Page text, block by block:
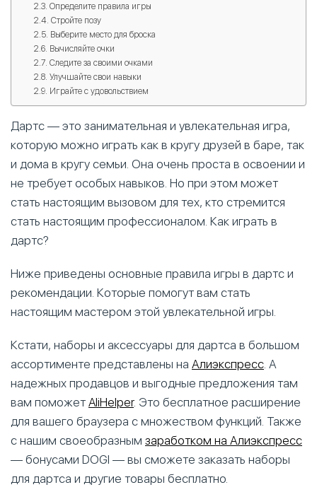
Определите правила игры
Стройте позу
Выберите место для броска
Вычисляйте очки
Следите за своими очками
Улучшайте свои навыки
Играйте с удовольствием
Дартс — это занимательная и увлекательная игра,
которую можно играть как в кругу друзей в баре, так
и дома в кругу семьи. Она очень проста в освоении и
не требует особых навыков. Но при этом может
стать настоящим вызовом для тех, кто стремится
стать настоящим профессионалом. Как играть в
дартс?
Ниже приведены основные правила игры в дартс и
рекомендации. Которые помогут вам стать
настоящим мастером этой увлекательной игры.
Кстати, наборы и аксессуары для дартса в большом
ассортименте представлены на Алиэкспресс. А
надежных продавцов и выгодные предложения там
вам поможет AliHelper. Это бесплатное расширение
для вашего браузера с множеством функций. Также
с нашим своеобразным заработком на Алиэкспресс
— бонусами DOGI — вы сможете заказать наборы
для дартса и другие товары бесплатно.